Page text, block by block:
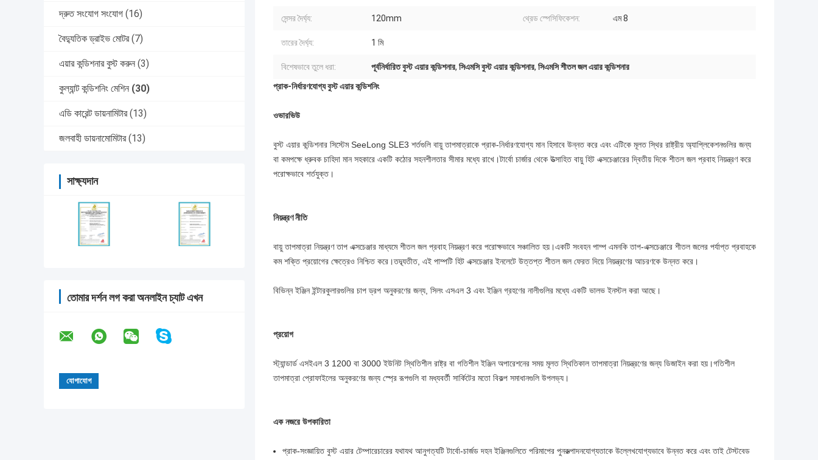
দ্রুত সংযোগ সংযোগ (16)
বৈদ্যুতিক ড্রাইভ মোটর (7)
এয়ার কন্ডিশনার বুস্ট করুন (3)
কুল্যান্ট কন্ডিশনিং মেশিন (30)
এডি কারেন্ট ডায়নামিটার (13)
জলবাহী ডায়নামোমিটার (13)
সাক্ষ্যদান
তোমার দর্শন লগ করা অনলাইন চ্যাট এখন
সেন্সর দৈর্ঘ্য: 120mm থ্রেড স্পেসিফিকেশন: এম 8
তারের দৈর্ঘ্য: 1 মি
বিশেষভাবে তুলে ধরা: পূর্বনির্ধারিত বুস্ট এয়ার কন্ডিশনার, সিএমসি বুস্ট এয়ার কন্ডিশনার, সিএমসি শীতল জল এয়ার কন্ডিশনার
প্রাক-নির্ধারণযোগ্য বুস্ট এয়ার কন্ডিশনিং
ওভারভিউ
বুস্ট এয়ার কন্ডিশনার সিস্টেম SeeLong SLE3 শর্তগুলি বায়ু তাপমাত্রাকে প্রাক-নির্ধারণযোগ্য মান হিসাবে উন্নত করে এবং এটিকে মূলত স্থির রাষ্ট্রীয় অ্যাপ্লিকেশনগুলির জন্য
বা কমপক্ষে ধ্রুবক চাহিদা মান সহকারে একটি কঠোর সহনশীলতার সীমার মধ্যে রাখে।টার্বো চার্জার থেকে উত্সাহিত বায়ু হিট এক্সচেঞ্জারের দ্বিতীয় দিকে শীতল জল প্রবাহ নিয়ন্ত্রণ করে
পরোক্ষভাবে শর্তযুক্ত।
নিয়ন্ত্রণ নীতি
বায়ু তাপমাত্রা নিয়ন্ত্রণ তাপ এক্সচেঞ্জার মাধ্যমে শীতল জল প্রবাহ নিয়ন্ত্রণ করে পরোক্ষভাবে সঞ্চালিত হয়।একটি সংবহন পাম্প এমনকি তাপ-এক্সচেঞ্জারে শীতল জলের পর্যাপ্ত প্রবাহকে
কম শক্তি প্রয়োগের ক্ষেত্রেও নিশ্চিত করে।তদ্ব্যতীত, এই পাম্পটি হিট এক্সচেঞ্জার ইনলেটে উত্তপ্ত শীতল জল ফেরত দিয়ে নিয়ন্ত্রণের আচরণকে উন্নত করে।
বিভিন্ন ইঞ্জিন ইন্টারকুলারগুলির চাপ ড্রপ অনুকরণের জন্য, সিলং এসএল 3 এবং ইঞ্জিন গ্রহণের নালীগুলির মধ্যে একটি ভালভ ইনস্টল করা আছে।
প্রয়োগ
স্ট্যান্ডার্ড এসইএল 3 1200 বা 3000 ইউনিট স্থিতিশীল রাষ্ট্র বা গতিশীল ইঞ্জিন অপারেশনের সময় মূলত স্থিতিকাল তাপমাত্রা নিয়ন্ত্রণের জন্য ডিজাইন করা হয়।গতিশীল
তাপমাত্রা প্রোফাইলের অনুকরণের জন্য স্প্রে রূপগুলি বা মধ্যবর্তী সার্কিটের মতো বিকল্প সমাধানগুলি উপলভ্য।
এক নজরে উপকারিতা
প্রাক-সংজ্ঞায়িত বুস্ট এয়ার টেম্পারেচারের যথাযথ আনুগত্যটি টার্বো-চার্জড দহন ইঞ্জিনগুলিতে পরিমাপের পুনরুত্পাদনযোগ্যতাকে উল্লেখযোগ্যভাবে উন্নত করে এবং তাই টেস্টবেড